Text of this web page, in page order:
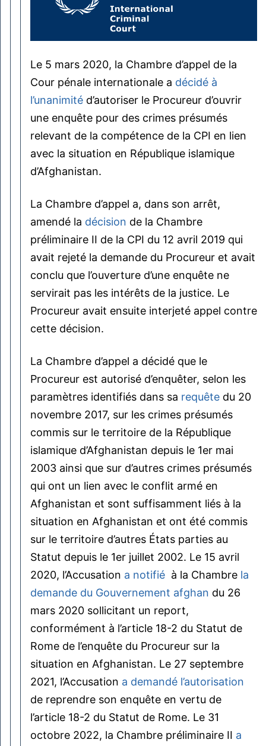
Le 5 mars 2020, la Chambre d’appel de la
Cour pénale internationale a décidé à
l’unanimité d’autoriser le Procureur d’ouvrir
une enquête pour des crimes présumés
relevant de la compétence de la CPI en lien
avec la situation en République islamique
d’Afghanistan.
La Chambre d’appel a, dans son arrêt,
amendé la décision de la Chambre
préliminaire II de la CPI du 12 avril 2019 qui
avait rejeté la demande du Procureur et avait
conclu que l’ouverture d’une enquête ne
servirait pas les intérêts de la justice. Le
Procureur avait ensuite interjeté appel contre
cette décision.
La Chambre d’appel a décidé que le
Procureur est autorisé d’enquêter, selon les
paramètres identifiés dans sa requête du 20
novembre 2017, sur les crimes présumés
commis sur le territoire de la République
islamique d’Afghanistan depuis le 1er mai
2003 ainsi que sur d’autres crimes présumés
qui ont un lien avec le conflit armé en
Afghanistan et sont suffisamment liés à la
situation en Afghanistan et ont été commis
sur le territoire d’autres États parties au
Statut depuis le 1er juillet 2002. Le 15 avril
2020, l’Accusation a notifié à la Chambre la
demande du Gouvernement afghan du 26
mars 2020 sollicitant un report,
conformément à l’article 18-2 du Statut de
Rome de l’enquête du Procureur sur la
situation en Afghanistan. Le 27 septembre
2021, l’Accusation a demandé l’autorisation
de reprendre son enquête en vertu de
l’article 18-2 du Statut de Rome. Le 31
octobre 2022, la Chambre préliminaire II a